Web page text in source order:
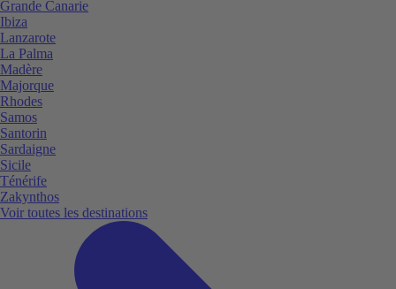
Grande Canarie
Ibiza
Lanzarote
La Palma
Madère
Majorque
Rhodes
Samos
Santorin
Sardaigne
Sicile
Ténérife
Zakynthos
Voir toutes les destinations